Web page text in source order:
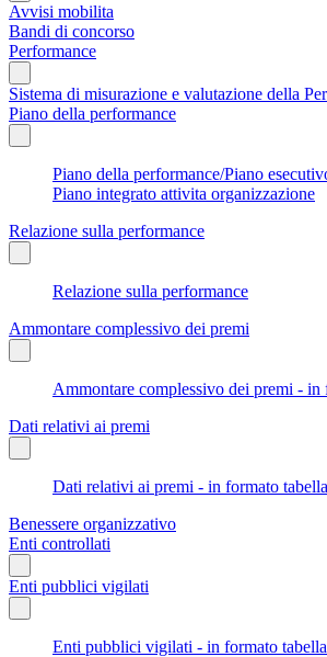
Avvisi mobilita
Bandi di concorso
Performance
Sistema di misurazione e valutazione della
Piano della performance
Piano della performance/Piano
Piano integrato attivita organizzazione
Relazione sulla performance
Relazione sulla performance
Ammontare complessivo dei premi
Ammontare complessivo dei premi - in
Dati relativi ai premi
Dati relativi ai premi - in formato
Benessere organizzativo
Enti controllati
Enti pubblici vigilati
Enti pubblici vigilati - in formato